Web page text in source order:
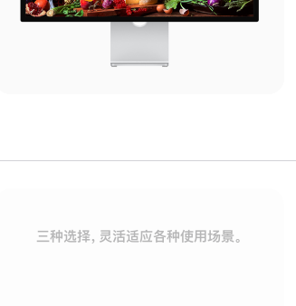
图
面
图
面
三种选择，灵活适应各种使用场景。